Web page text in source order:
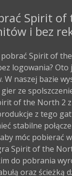
Spirit
i bez
pobrać Spirit of
logowania? Oto
W naszej bazie
ze
of the North 2
z tego
stabilne
móc pobierać
Spirit of the
do pobrania
oraz ścieżką